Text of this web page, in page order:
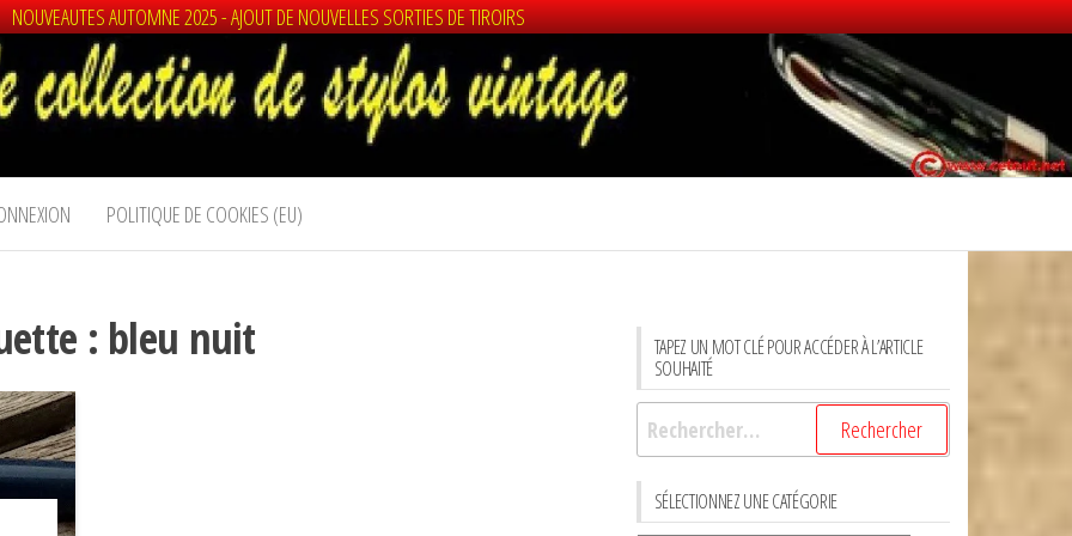
NOUVEAUTES AUTOMNE 2025 - AJOUT DE NOUVELLES SORTIES DE TIROIRS
POLITIQUE DE COOKIES (EU)
: bleu nuit
TAPEZ UN MOT CLÉ POUR ACCÉDER À L’ARTICLE
SOUHAITÉ
Rechercher :
SÉLECTIONNEZ UNE CATÉGORIE